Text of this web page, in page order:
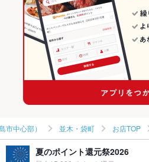
広島市（広島市中心部） × 和食全般
袋町駅 × 和食
袋町駅 × 和食全般
広島 × 和食
広島 × 和食全般
並木・袋町の居酒屋ランキング
市中心部） 並木・袋町 お店TOP
夏のポイント還元祭2026